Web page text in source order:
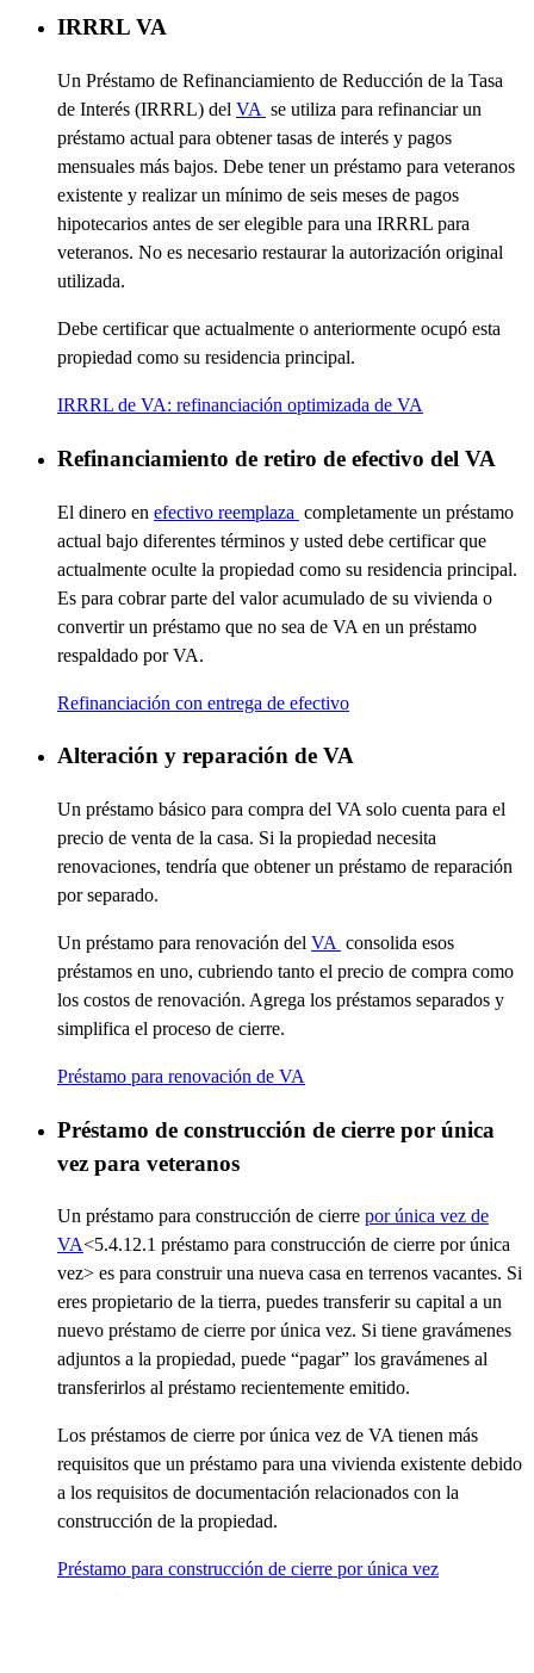
IRRRL VA
Un Préstamo de Refinanciamiento de Reducción de la Tasa
de Interés (IRRRL) del VA se utiliza para refinanciar un
préstamo actual para obtener tasas de interés y pagos
mensuales más bajos. Debe tener un préstamo para veteranos
existente y realizar un mínimo de seis meses de pagos
hipotecarios antes de ser elegible para una IRRRL para
veteranos. No es necesario restaurar la autorización original
utilizada.
Debe certificar que actualmente o anteriormente ocupó esta
propiedad como su residencia principal.
IRRRL de VA: refinanciación optimizada de VA
Refinanciamiento de retiro de efectivo del VA
El dinero en efectivo reemplaza completamente un préstamo
actual bajo diferentes términos y usted debe certificar que
actualmente oculte la propiedad como su residencia principal.
Es para cobrar parte del valor acumulado de su vivienda o
convertir un préstamo que no sea de VA en un préstamo
respaldado por VA.
Refinanciación con entrega de efectivo
Alteración y reparación de VA
Un préstamo básico para compra del VA solo cuenta para el
precio de venta de la casa. Si la propiedad necesita
renovaciones, tendría que obtener un préstamo de reparación
por separado.
Un préstamo para renovación del VA consolida esos
préstamos en uno, cubriendo tanto el precio de compra como
los costos de renovación. Agrega los préstamos separados y
simplifica el proceso de cierre.
Préstamo para renovación de VA
Préstamo de construcción de cierre por única
vez para veteranos
Un préstamo para construcción de cierre por única vez de
VA<5.4.12.1 préstamo para construcción de cierre por única
vez> es para construir una nueva casa en terrenos vacantes. Si
eres propietario de la tierra, puedes transferir su capital a un
nuevo préstamo de cierre por única vez. Si tiene gravámenes
adjuntos a la propiedad, puede “pagar” los gravámenes al
transferirlos al préstamo recientemente emitido.
Los préstamos de cierre por única vez de VA tienen más
requisitos que un préstamo para una vivienda existente debido
a los requisitos de documentación relacionados con la
construcción de la propiedad.
Préstamo para construcción de cierre por única vez